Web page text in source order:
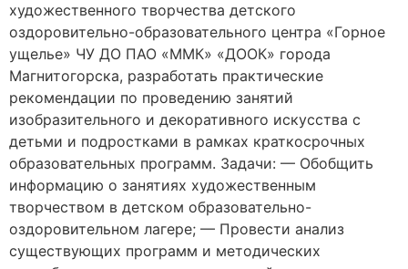
художественного творчества детского
оздоровительно-образовательного центра «Горное
ущелье» ЧУ ДО ПАО «ММК» «ДООК» города
Магнитогорска, разработать практические
рекомендации по проведению занятий
изобразительного и декоративного искусства с
детьми и подростками в рамках краткосрочных
образовательных программ. Задачи: — Обобщить
информацию о занятиях художественным
творчеством в детском образовательно-
оздоровительном лагере; — Провести анализ
существующих программ и методических